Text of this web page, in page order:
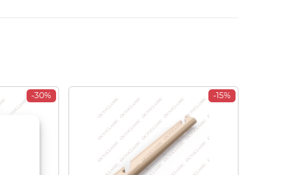
-30% -15%